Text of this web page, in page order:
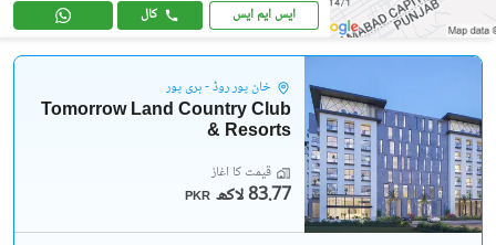
ایس ایم ایس کال
خان پور روڈ - ہری پور
Tomorrow Land Country Club
& Resorts
قیمت کا آغاز
PKR 83.77 لاکھ